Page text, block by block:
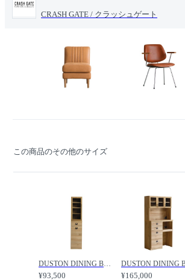
CRASH GATE / クラッシュゲート
この商品のその他のサイズ
DUSTON DINING BOARD / ダストン ダイニングボード 幅40cm / CRASH GATE / クラッシュゲート
¥93,500 ¥165,000